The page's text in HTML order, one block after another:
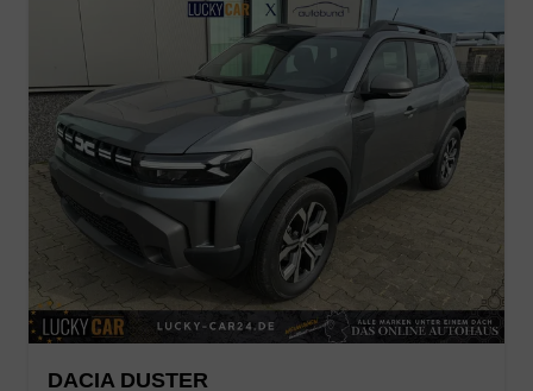
DACIA DUSTER